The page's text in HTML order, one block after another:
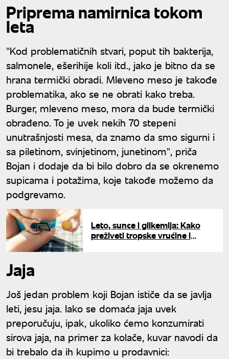
Priprema namirnica tokom
leta
"Kod problematičnih stvari, poput tih bakterija,
salmonele, ešerihije koli itd., jako je bitno da se
hrana termički obradi. Mleveno meso je takođe
problematika, ako se ne obrati kako treba.
Burger, mleveno meso, mora da bude termički
obrađeno. To je uvek nekih 70 stepeni
unutrašnjosti mesa, da znamo da smo sigurni i
sa piletinom, svinjetinom, junetinom", priča
Bojan i dodaje da bi bilo dobro da se okrenemo
supicama i potažima, koje takođe možemo da
podgrevamo.
Leto, sunce i glikemija: Kako
preživeti tropske vrućine i
Jaja
Još jedan problem koji Bojan ističe da se javlja
leti, jesu jaja. Iako se domaća jaja uvek
preporučuju, ipak, ukoliko ćemo konzumirati
sirova jaja, na primer za kolače, kuvar navodi da
bi trebalo da ih kupimo u prodavnici: